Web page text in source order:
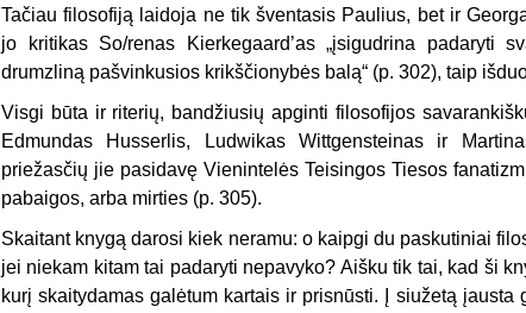
Tačiau filosofiją laidoja ne tik šventasis Paulius, bet ir
jo kritikas So/renas Kierkegaard’as „įsigudrina padaryti
drumzliną pašvinkusios krikščionybės balą“ (p. 302), taip
Visgi būta ir riterių, bandžiusių apginti filosofijos
Edmundas Husserlis, Ludwikas Wittgensteinas ir
priežasčių jie pasidavę Vienintelės Teisingos Tiesos
pabaigos, arba mirties (p. 305).
Skaitant knygą darosi kiek neramu: o kaipgi du paskutiniai
jei niekam kitam tai padaryti nepavyko? Aišku tik tai, kad ši
kurį skaitydamas galėtum kartais ir prisnūsti. Į siužetą